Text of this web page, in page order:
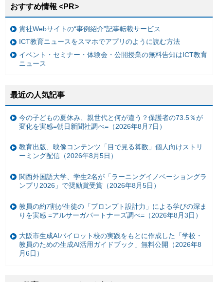
おすすめ情報 <PR>
貴社Webサイトの“事例紹介”記事転載サービス
ICT教育ニュースをスマホでアプリのように読む方法
イベント・セミナー・体験会・公開授業の無料告知はICT教育
ニュース
最近の人気記事
今の子どもの夏休み、親世代と何が違う？保護者の73.5％が
変化を実感=朝日新聞社調べ=（2026年8月7日）
教育出版、映像コンテンツ「目で見る算数」個人向けストリ
ーミング配信（2026年8月5日）
関西外国語大学、学生2名が「ラーニングイノベーショングラ
ンプリ2026」で奨励賞受賞（2026年8月5日）
教員の約7割が生徒の「プロンプト設計力」による学びの深ま
りを実感 =アルサーガパートナーズ調べ=（2026年8月3日）
大阪市生成AIパイロット校の実践をもとに作成した「学校・
教員のための生成AI活用ガイドブック」無料公開（2026年8
月6日）